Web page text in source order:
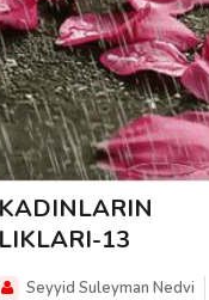
13
Seyyid Suleyman Nedvi